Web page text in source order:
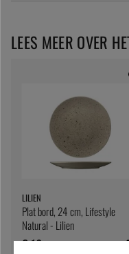
LILIEN
Plat bord, 24 cm, Lifestyle
Natural - Lilien
€ 16
LEES MEER OVER